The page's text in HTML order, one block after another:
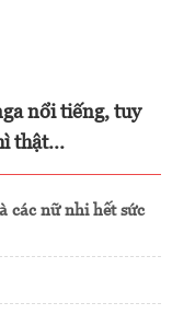
nổi tiếng, tuy
thật...
các nữ nhi hết sức